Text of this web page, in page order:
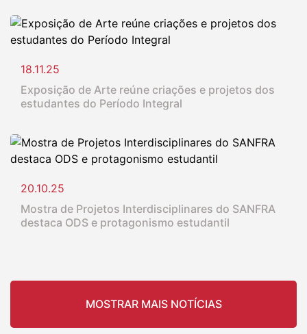
18.11.25
Exposição de Arte reúne criações e projetos dos
estudantes do Período Integral
20.10.25
Mostra de Projetos Interdisciplinares do SANFRA
destaca ODS e protagonismo estudantil
MOSTRAR MAIS NOTÍCIAS